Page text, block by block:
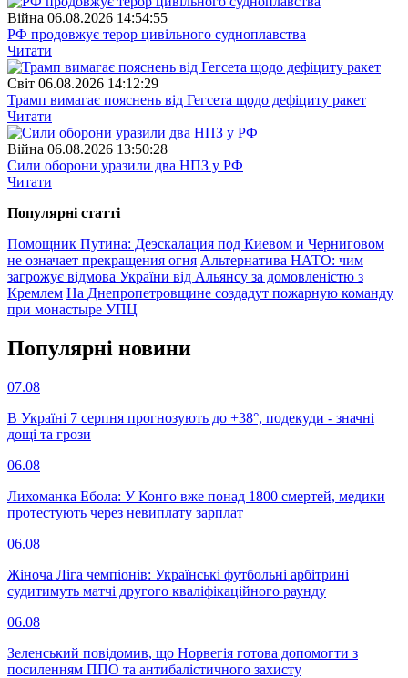
Війна 06.08.2026 14:54:55
РФ продовжує терор цивільного судноплавства
Читати
Свiт 06.08.2026 14:12:29
Трамп вимагає пояснень від Гегсета щодо дефіциту ракет
Читати
Війна 06.08.2026 13:50:28
Сили оборони уразили два НПЗ у РФ
Читати
Популярнi статтi
Помощник Путина: Деэскалация под Киевом и Черниговом
не означает прекращения огня Альтернатива НАТО: чим
загрожує відмова України від Альянсу за домовленістю з
Кремлем На Днепропетровщине создадут пожарную команду
при монастыре УПЦ
Популярнi новини
07.08
В Україні 7 серпня прогнозують до +38°, подекуди - значні
дощі та грози
06.08
Лихоманка Ебола: У Конго вже понад 1800 смертей, медики
протестують через невиплату зарплат
06.08
Жіноча Ліга чемпіонів: Українські футбольні арбітрині
судитимуть матчі другого кваліфікаційного раунду
06.08
Зеленський повідомив, що Норвегія готова допомогти з
посиленням ППО та антибалістичного захисту